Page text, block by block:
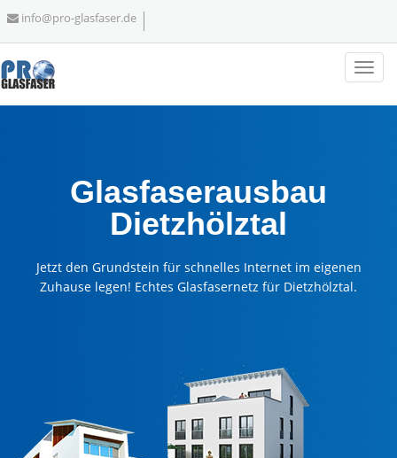
info@pro-glasfaser.de
Glasfaserausbau
Dietzhölztal
Jetzt den Grundstein für schnelles Internet im eigenen
Zuhause legen! Echtes Glasfasernetz für Dietzhölztal.